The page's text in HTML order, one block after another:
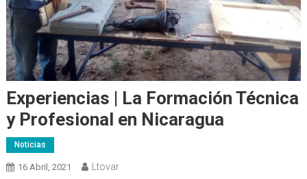
Experiencias | La Formación Técnica
y Profesional en Nicaragua
Noticias
16 Abril, 2021 Ltovar